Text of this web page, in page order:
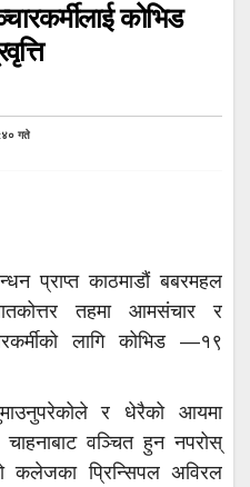
कोभिड
गते
प्राप्त काठमाडौं बबरमहल
तहमा आमसंचार र
लागि कोभिड —१९
र धेरैको आयमा
वञ्चित हुन नपरोस्
कलेजका प्रिन्सिपल अविरल